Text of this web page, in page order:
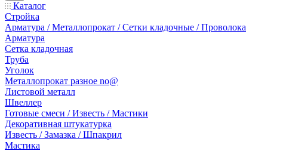
Каталог
Стройка
Арматура / Металлопрокат / Сетки кладочные / Проволока
Арматура
Сетка кладочная
Труба
Уголок
Металлопрокат разное no@
Листовой металл
Швеллер
Готовые смеси / Известь / Мастики
Декоративная штукатурка
Известь / Замазка / Шпакрил
Мастика